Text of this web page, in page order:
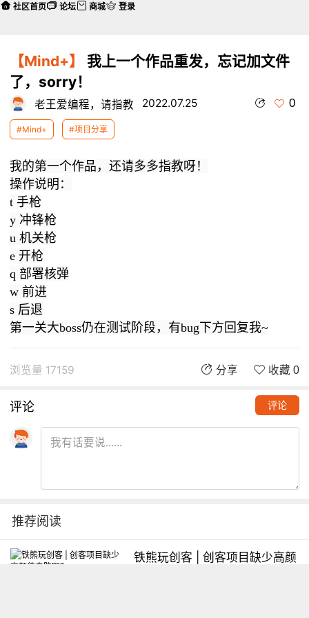
【Mind+】
我上一个作品重发，忘记加文件
了，sorry！
老王爱编程，请指教 2022.07.25 0
#Mind+ #项目分享
我的第一个作品，还请多多指教呀！
操作说明：
t 手枪
y 冲锋枪
u 机关枪
e 开枪
q 部署核弹
w 前进
s 后退
第一关大boss仍在测试阶段，有bug下方回复我~
浏览量 17159 分享 收藏 0
评论 评论
推荐阅读
铁熊玩创客 | 创客项目缺少高颜
社区首页 论坛 商城 登录